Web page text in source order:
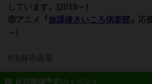
しています。(2019～)
⑥アニメ『 放課後さいころ倶楽部』応
～)
#法林寺温泉
近日開催予定のイベント